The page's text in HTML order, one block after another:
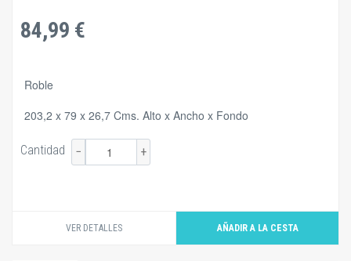
84,99 €
Roble
203,2 x 79 x 26,7 Cms. Alto x Ancho x Fondo
Cantidad − +
VER DETALLES